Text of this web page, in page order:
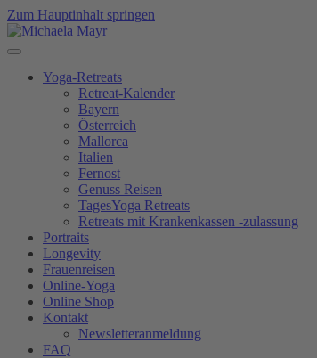
Zum Hauptinhalt springen
Yoga-Retreats
Retreat-Kalender
Bayern
Österreich
Mallorca
Italien
Fernost
Genuss Reisen
TagesYoga Retreats
Retreats mit Krankenkassen -zulassung
Portraits
Longevity
Frauenreisen
Online-Yoga
Online Shop
Kontakt
Newsletteranmeldung
FAQ